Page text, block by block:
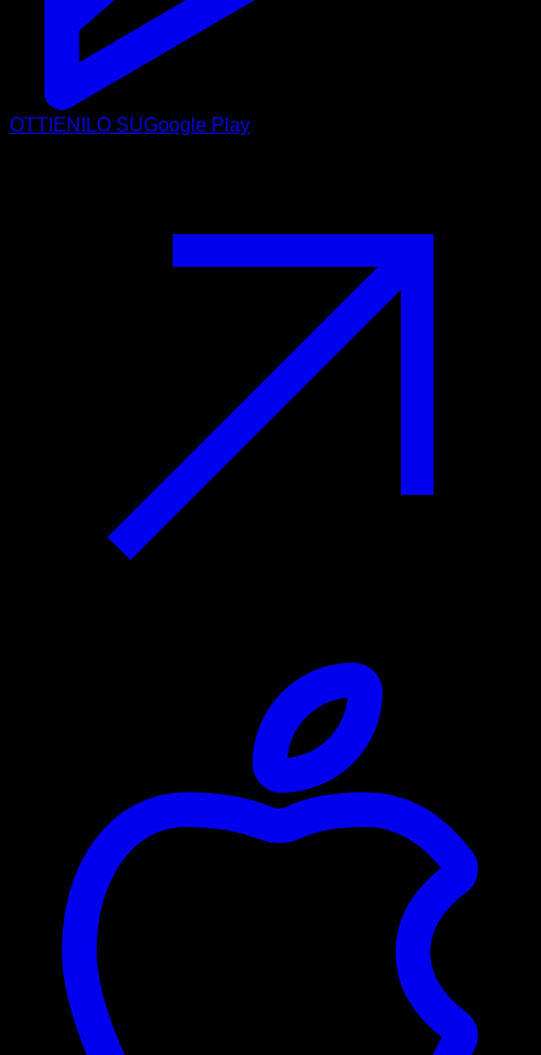
OTTIENILO SUGoogle Play